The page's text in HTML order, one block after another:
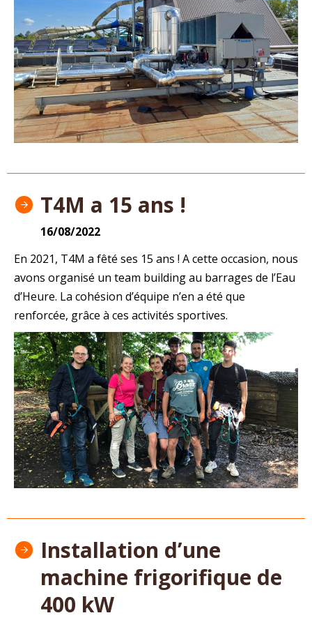
T4M a 15 ans !
16/08/2022
En 2021, T4M a fêté ses 15 ans ! A cette occasion, nous
avons organisé un team building au barrages de l’Eau
d’Heure. La cohésion d’équipe n’en a été que
renforcée, grâce à ces activités sportives.
Installation d’une
machine frigorifique de
400 kW